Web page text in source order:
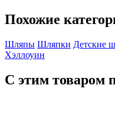
Похожие
Шляпы Шляпки Детские
Хэллоуин
С этим товаром